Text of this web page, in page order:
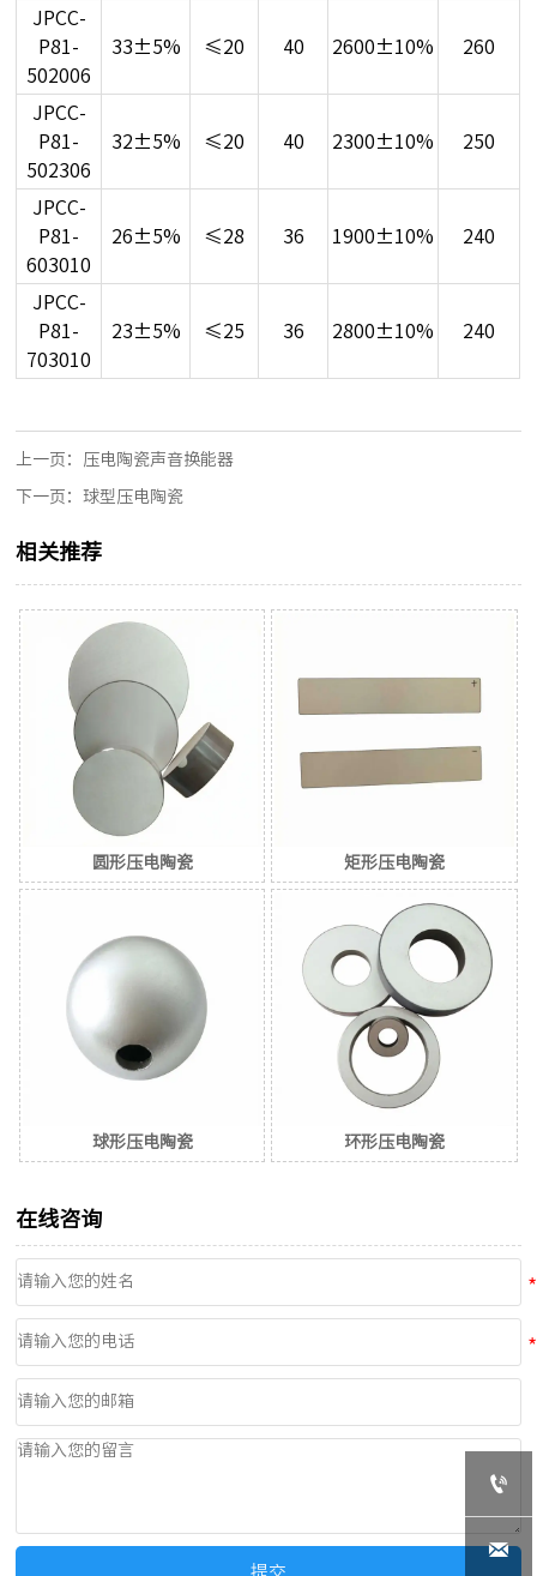
JPCC-
P81-
502006
33±5% ≤20 40 2600±10% 260
JPCC-
P81-
502306
32±5% ≤20 40 2300±10% 250
JPCC-
P81-
603010
26±5% ≤28 36 1900±10% 240
JPCC-
P81-
703010
23±5% ≤25 36 2800±10% 240
上一页： 压电陶瓷声音换能器
下一页：球型压电陶瓷
相关推荐
圆形压电陶瓷 矩形压电陶瓷
球形压电陶瓷 环形压电陶瓷
在线咨询
提交

